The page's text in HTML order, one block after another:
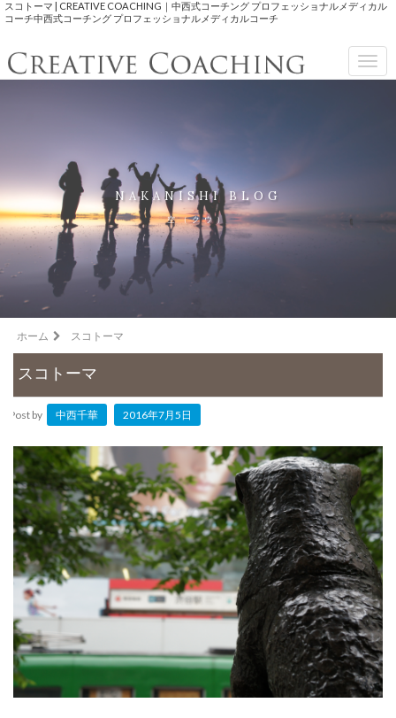
スコトーマ | CREATIVE COACHING｜中西式コーチング プロフェッショナルメディカル
コーチ中西式コーチング プロフェッショナルメディカルコーチ
NAKANISHI BLOG
空（クウ）
ホーム スコトーマ
スコトーマ
Post by 中西千華 2016年7月5日